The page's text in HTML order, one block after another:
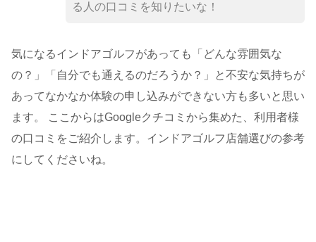
る人の口コミを知りたいな！
気になるインドアゴルフがあっても「どんな雰囲気な
の？」「自分でも通えるのだろうか？」と不安な気持ちが
あってなかなか体験の申し込みができない方も多いと思い
ます。 ここからはGoogleクチコミから集めた、利用者様
の口コミをご紹介します。インドアゴルフ店舗選びの参考
にしてくださいね。